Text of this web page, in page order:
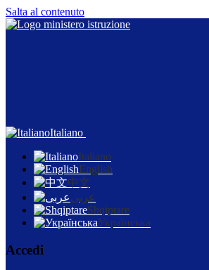
Salta al contenuto
Italiano
Italiano
English
中文
عربى
Shqiptare
Українська
Accedi